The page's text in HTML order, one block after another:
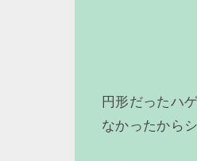
円形だったハ
なかったから